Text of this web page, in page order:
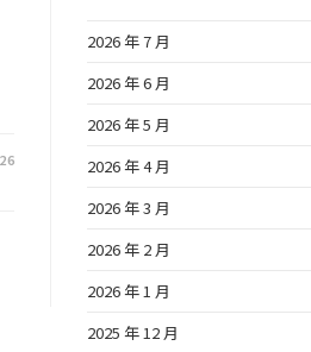
2026 年 7 月
2026 年 6 月
2026 年 5 月
2026 年 4 月
2026 年 3 月
2026 年 2 月
2026 年 1 月
2025 年 12 月